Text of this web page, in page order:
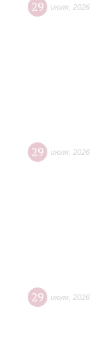
29 июля 2026
29 июля 2026
29 июля 2026